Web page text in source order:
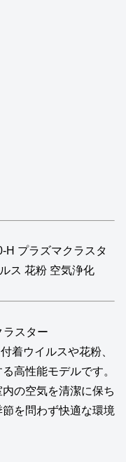
H プラズマクラスタ
ス 花粉 空気浄化
ラスター
着ウイルスや花粉、
高性能モデルです。
の空気を清潔に保ち
を問わず快適な環境